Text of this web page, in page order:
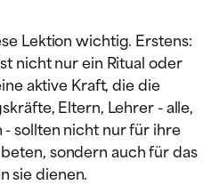
Lektion wichtig. Erstens:
nicht nur ein Ritual oder
aktive Kraft, die die
Eltern, Lehrer - alle,
sollten nicht nur für ihre
sondern auch für das
sie dienen.